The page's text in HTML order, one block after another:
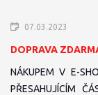
07.03.2023
DOPRAVA
NÁKUPEM V E-
PŘESAHUJÍCÍM